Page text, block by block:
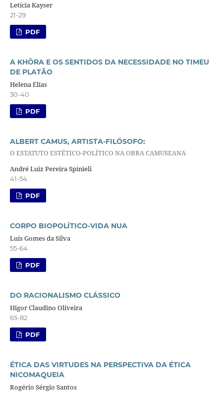
Letícia Kayser
21-29
PDF
A KHÔRA E OS SENTIDOS DA NECESSIDADE NO TIMEU
DE PLATÃO
Helena Elias
30-40
PDF
ALBERT CAMUS, ARTISTA-FILÓSOFO:
O ESTATUTO ESTÉTICO-POLÍTICO NA OBRA CAMUSEANA
André Luiz Pereira Spinieli
41-54
PDF
CORPO BIOPOLÍTICO-VIDA NUA
Luís Gomes da Silva
55-64
PDF
DO RACIONALISMO CLÁSSICO
Higor Claudino Oliveira
65-82
PDF
ÉTICA DAS VIRTUDES NA PERSPECTIVA DA ÉTICA
NICOMAQUEIA
Rogério Sérgio Santos